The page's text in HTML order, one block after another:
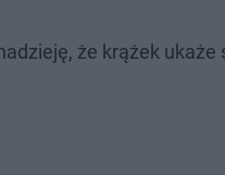
że krążek ukaże